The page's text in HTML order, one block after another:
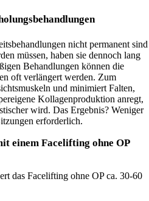
nicht permanent sind
müssen, haben sie dennoch lang
Behandlungen können die
oft verlängert werden. Zum
und minimiert Falten,
Kollagenproduktion anregt,
wird. Das Ergebnis? Weniger
erforderlich.
einem Facelifting ohne OP
das Facelifting ohne OP ca. 30-60